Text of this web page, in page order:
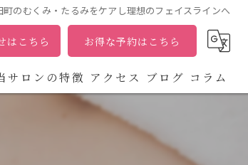
のむくみ・たるみをケアし理想のフェイスラインへ
はこちら お得な予約はこちら
サロンの特徴 アクセス ブログ コラム